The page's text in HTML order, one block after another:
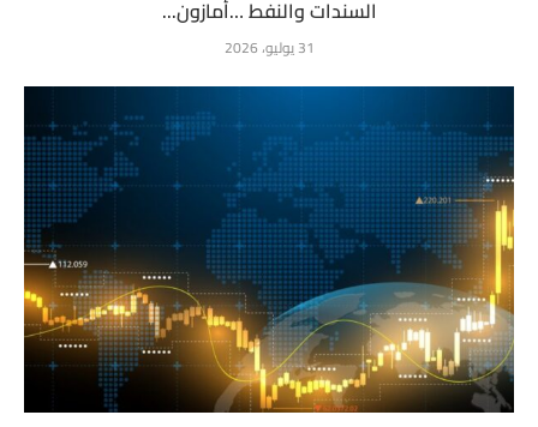
السندات والنفط …أمازون...
31 يوليو، 2026